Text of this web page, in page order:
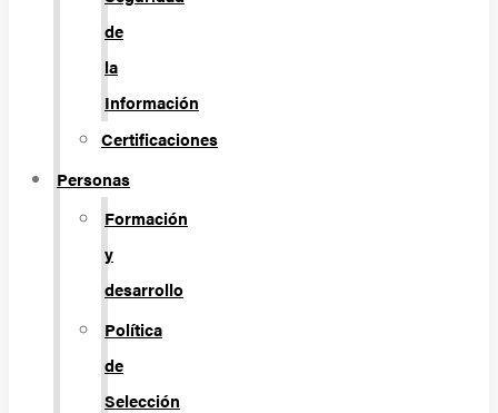
de
la
Información
Certificaciones
Personas
Formación
y
desarrollo
Política
de
Selección